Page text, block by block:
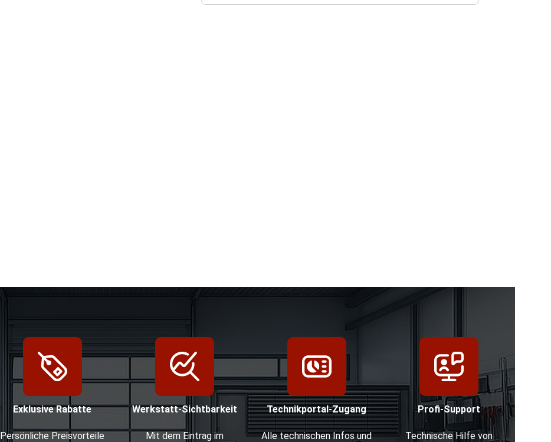
Exklusive Rabatte
Persönliche Preisvorteile
Werkstatt-Sichtbarkeit
Mit dem Eintrag im
Technikportal-Zugang
Alle technischen Infos und
Profi-Support
Technische Hilfe von